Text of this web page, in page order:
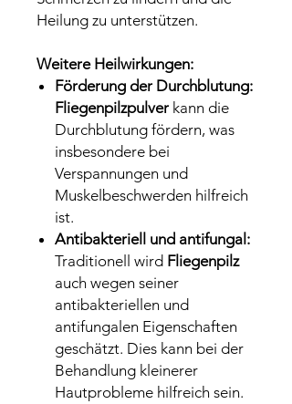
Heilung zu unterstützen.
Weitere Heilwirkungen:
Förderung der Durchblutung:
Fliegenpilzpulver kann die
Durchblutung fördern, was
insbesondere bei
Verspannungen und
Muskelbeschwerden hilfreich
ist.
Antibakteriell und antifungal:
Traditionell wird Fliegenpilz
auch wegen seiner
antibakteriellen und
antifungalen Eigenschaften
geschätzt. Dies kann bei der
Behandlung kleinerer
Hautprobleme hilfreich sein.